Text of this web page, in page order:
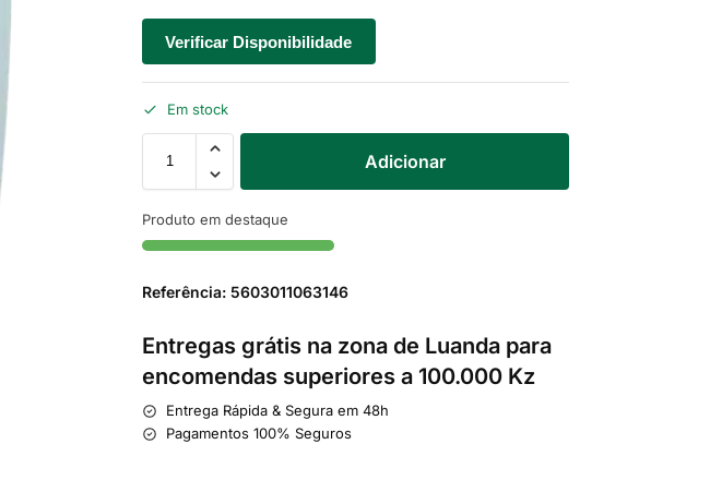
Verificar Disponibilidade
Em stock
Adicionar
Produto em destaque
Referência: 5603011063146
Entregas grátis na zona de Luanda para
encomendas superiores a 100.000 Kz
Entrega Rápida & Segura em 48h
Pagamentos 100% Seguros